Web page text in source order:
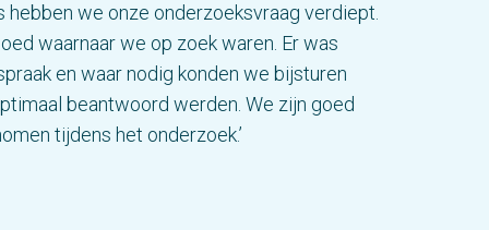
hebben we onze onderzoeksvraag verdiept.
waarnaar we op zoek waren. Er was
en waar nodig konden we bijsturen
beantwoord werden. We zijn goed
tijdens het onderzoek.’